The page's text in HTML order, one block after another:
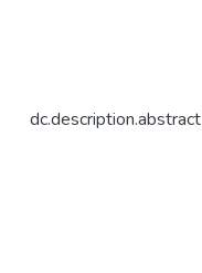
dc.description.abstract